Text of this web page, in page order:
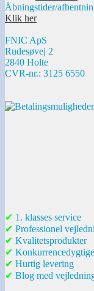
Åbningstider/
Klik her
FNIC ApS
Rudesøvej 2
2840 Holte
CVR-nr.: 3125 6550
✔ 1. klasses service
✔ Professionel
✔ Kvalitetsprodukter
✔
✔ Hurtig levering
✔ Blog med